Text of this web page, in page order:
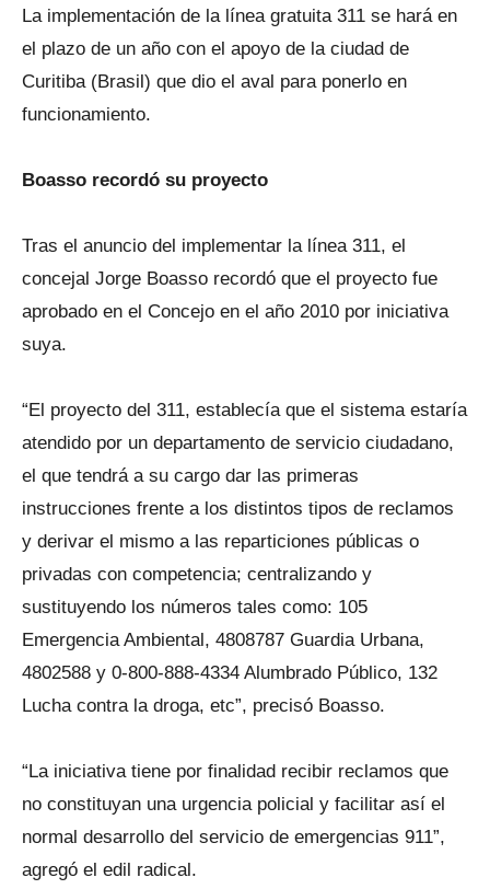
La implementación de la línea gratuita 311 se hará en
el plazo de un año con el apoyo de la ciudad de
Curitiba (Brasil) que dio el aval para ponerlo en
funcionamiento.
Boasso recordó su proyecto
Tras el anuncio del implementar la línea 311, el
concejal Jorge Boasso recordó que el proyecto fue
aprobado en el Concejo en el año 2010 por iniciativa
suya.
“El proyecto del 311, establecía que el sistema estaría
atendido por un departamento de servicio ciudadano,
el que tendrá a su cargo dar las primeras
instrucciones frente a los distintos tipos de reclamos
y derivar el mismo a las reparticiones públicas o
privadas con competencia; centralizando y
sustituyendo los números tales como: 105
Emergencia Ambiental, 4808787 Guardia Urbana,
4802588 y 0-800-888-4334 Alumbrado Público, 132
Lucha contra la droga, etc”, precisó Boasso.
“La iniciativa tiene por finalidad recibir reclamos que
no constituyan una urgencia policial y facilitar así el
normal desarrollo del servicio de emergencias 911”,
agregó el edil radical.